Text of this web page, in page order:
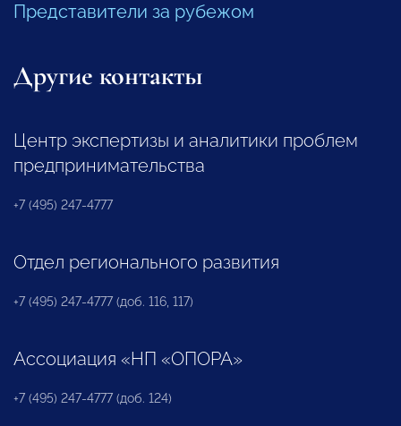
Представители за рубежом
Другие контакты
Центр экспертизы и аналитики проблем
предпринимательства
+7 (495) 247-4777
Отдел регионального развития
+7 (495) 247-4777 (доб. 116, 117)
Ассоциация «НП «ОПОРА»
+7 (495) 247-4777 (доб. 124)